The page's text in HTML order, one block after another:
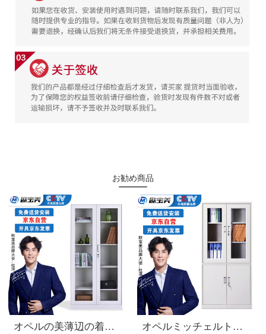
お勧め商品
オペルの美薄辺の着脱チェスト資料棚の書類棚の鋼製の鉄の皮の戸棚の通
オペルミッチェルトオフィスキャビネット鋼製の鉄の皮のキャビネットの資料棚のアーカイブキャビネットの大きい器械のチェーストの厚いお金